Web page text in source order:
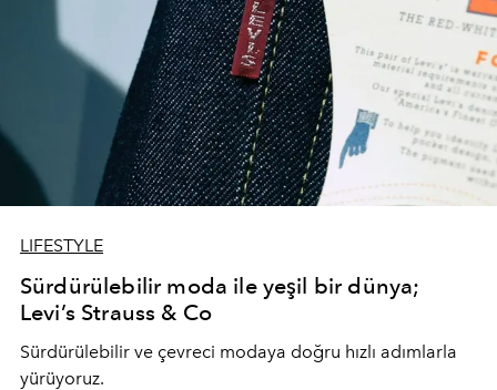
LIFESTYLE
Sürdürülebilir moda ile yeşil bir dünya;
Levi’s Strauss & Co
Sürdürülebilir ve çevreci modaya doğru hızlı adımlarla
yürüyoruz.